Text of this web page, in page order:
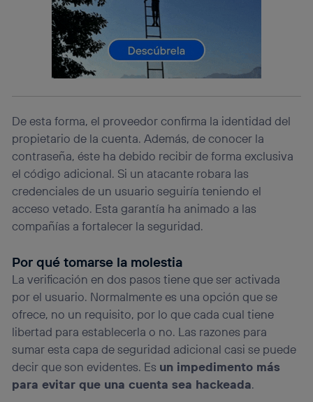
De esta forma, el proveedor confirma la identidad del
propietario de la cuenta. Además, de conocer la
contraseña, éste ha debido recibir de forma exclusiva
el código adicional. Si un atacante robara las
credenciales de un usuario seguiría teniendo el
acceso vetado. Esta garantía ha animado a las
compañías a fortalecer la seguridad.
Por qué tomarse la molestia
La verificación en dos pasos tiene que ser activada
por el usuario. Normalmente es una opción que se
ofrece, no un requisito, por lo que cada cual tiene
libertad para establecerla o no. Las razones para
sumar esta capa de seguridad adicional casi se puede
decir que son evidentes. Es un impedimento más
para evitar que una cuenta sea hackeada.
información de la cuenta de cliente de
telecomunicaciones vinculada a la conexión que utilizas
(p. ej., número de teléfono móvil).
Este identificador se asigna a la conexión de internet, por
lo que cualquier persona que conecte su dispositivo y
consienta el uso de la tecnología recibirá el mismo
identificador. Típicamente:
el marketing o análisis se realizará en función de las
actividades de navegación de los miembros del hogar
que hayan dado su consentimiento.
Si utilizasdatos móviles , el marketing será más
personalizado, ya que se basará únicamente en la
navegación del usuario del móvil.
Puedes gestionar los consentimientos Utiq seleccionando
“Administrar Utiq” en la parte inferior de esta página web o
(“consenthub”). Para más información, consulta
la política de privacidad de Utiq.